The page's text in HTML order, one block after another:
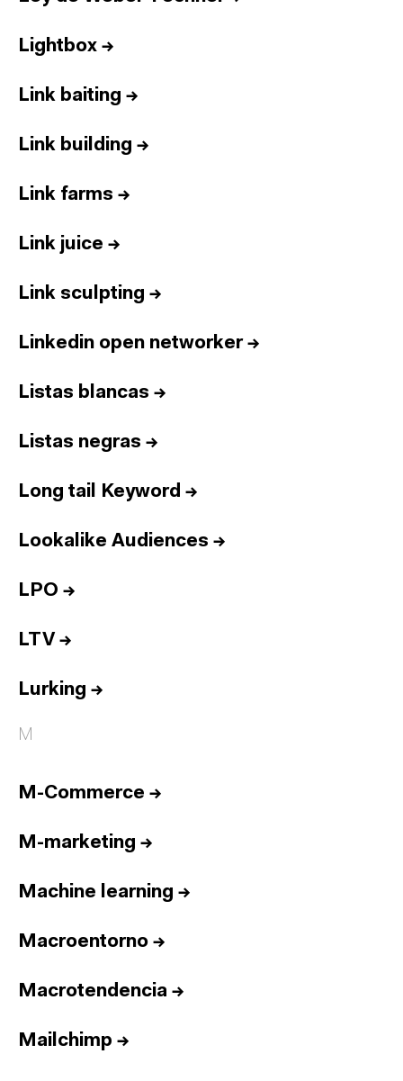
Lightbox →
Link baiting →
Link building →
Link farms →
Link juice →
Link sculpting →
Linkedin open networker→
Listas blancas →
Listas negras →
Long tail Keyword →
Lookalike Audiences →
LPO →
LTV →
Lurking →
M
M-Commerce →
M-marketing →
Machine learning →
Macroentorno →
Macrotendencia →
Mailchimp →